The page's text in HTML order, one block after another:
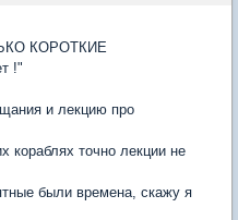
КОРОТКИЕ
!"
и лекцию про
кораблях точно лекции не
были времена, скажу я